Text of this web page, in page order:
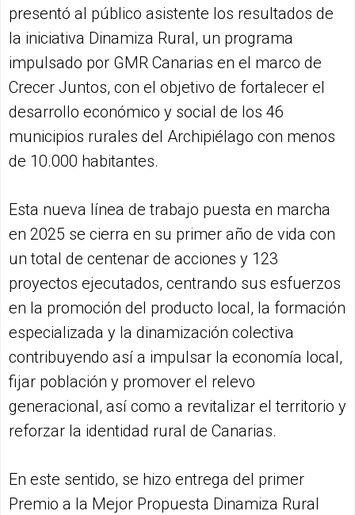
presentó al público asistente los resultados de
la iniciativa Dinamiza Rural, un programa
impulsado por GMR Canarias en el marco de
Crecer Juntos, con el objetivo de fortalecer el
desarrollo económico y social de los 46
municipios rurales del Archipiélago con menos
de 10.000 habitantes.
Esta nueva línea de trabajo puesta en marcha
en 2025 se cierra en su primer año de vida con
un total de centenar de acciones y 123
proyectos ejecutados, centrando sus esfuerzos
en la promoción del producto local, la formación
especializada y la dinamización colectiva
contribuyendo así a impulsar la economía local,
fijar población y promover el relevo
generacional, así como a revitalizar el territorio y
reforzar la identidad rural de Canarias.
En este sentido, se hizo entrega del primer
Premio a la Mejor Propuesta Dinamiza Rural